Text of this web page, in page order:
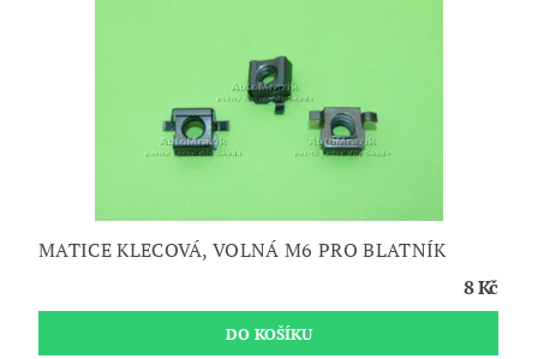
MATICE KLECOVÁ, VOLNÁ M6 PRO BLATNÍK
8 Kč